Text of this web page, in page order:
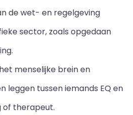
de wet- en regelgeving
sector, zoals opgedaan
menselijke brein en
leggen tussen iemands EQ en
of therapeut.